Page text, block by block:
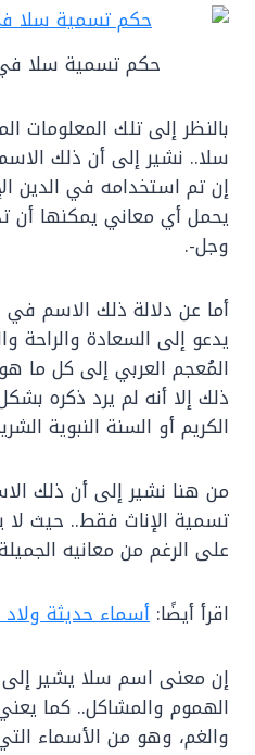
حكم تسمية سلا
بالنظر إلى تلك المعلومات
سلا.. نشير إلى أن ذلك
إن تم استخدامه في الدين
يحمل أي معاني يمكنها أن
وجل-.
أما عن دلالة ذلك الاسم
يدعو إلى السعادة والراحة
المُعجم العربي إلى كل ما
ذلك إلا أنه لم يرد ذكره
الكريم أو السنة النبوية
من هنا نشير إلى أن ذلك
تسمية الإناث فقط.. حيث لا
على الرغم من معانيه
اقرأ أيضًا: أسماء حديثة ولاد
إن معنى اسم سلا يشير
الهموم والمشاكل.. كما
والغم، وهو من الأسماء